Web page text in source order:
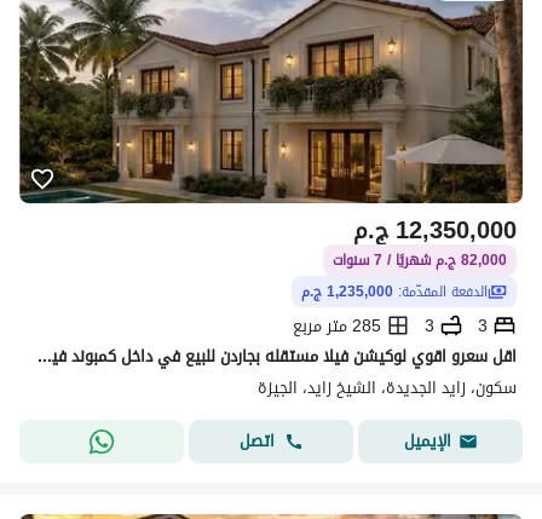
ج.م12,350,000
82,000 ج.م شهريًا / 7 سنوات
الدفعة المقدّمة: 1,235,000 ج.م
3
3
285 متر مربع
اقل سعرو اقوي لوكيشن فيلا مستقله بجاردن للبيع في داخل كمبوند فيلات فقط في قلب الشيخ زايد بقسط علي 7 سنين
سكون، زايد الجديدة، الشيخ زايد، الجيزة
الإيميل
اتصل